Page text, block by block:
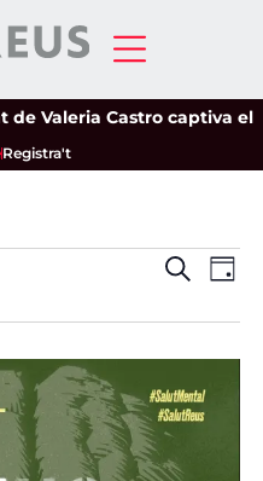
Castro captiva el
Registra't
i
cerca
CercaDia